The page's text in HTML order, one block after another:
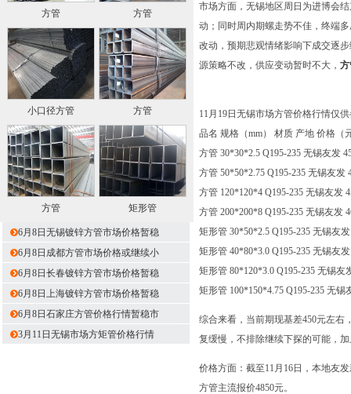
方管 方管
小口径方管 方管
方管 矩形管
6月8日无锡镀锌方管市场价格暂稳
6月8日成都方管市场价格或继续小
6月8日长春镀锌方管市场价格暂稳
6月8日上海镀锌方管市场价格暂稳
6月8日石家庄方管价格行情暂稳市
3月11日无锡市场方矩管价格行情
市场方面，无锡地区周日为进博会
动；同时周内期螺走势不佳，终端
改动，预期悲观情绪影响下成交逐
源策略不改，供应变动暂时不大，
11月19日无锡市场方管价格行情仅
品名 规格（mm） 材质 产地 价格（
方管 30*30*2.5 Q195-235 无锡友发
方管 50*50*2.75 Q195-235 无锡友发
方管 120*120*4 Q195-235 无锡友发
方管 200*200*8 Q195-235 无锡友发
矩形管 30*50*2.5 Q195-235 无锡友
矩形管 40*80*3.0 Q195-235 无锡友
矩形管 80*120*3.0 Q195-235 无锡友
矩形管 100*150*4.75 Q195-235 无锡
综合来看，当前期现基差450元左右
复缓慢，不排除继续下探的可能，
价格方面：截至11月16日，本地友
方管主流报价4850元。